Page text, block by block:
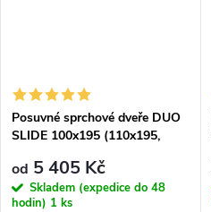
Posuvné sprchové dveře DUO
SLIDE 100x195 (110x195,
instalaci do niky - bez vaničky
od 5 405 Kč
Skladem (expedice do 48
hodin) 1 ks